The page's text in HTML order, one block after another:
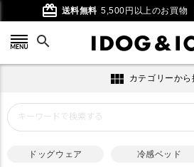
card_giftcard 送料無料 5,500円以上のお買物
search
view_module カテゴリーから
ドッグウェア 冷感ベッド